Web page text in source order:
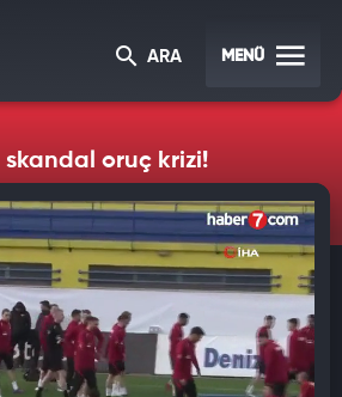
ARA MENÜ
skandal oruç krizi!